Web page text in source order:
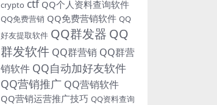
crypto ctf QQ个人资料查询软件
QQ免费营销 QQ免费营销软件 QQ
好友提取软件 QQ群发器 QQ
群发软件 QQ群营销 QQ群营
销软件 QQ自动加好友软件
QQ营销推广 QQ营销软件
QQ营销运营推广技巧 QQ资料查询